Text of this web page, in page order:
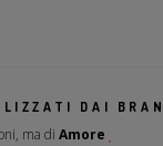
DAI
ma di Amore